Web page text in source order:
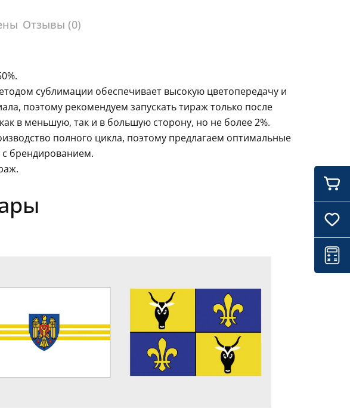
Отзывы (0)
сублимации обеспечивает высокую цветопередачу и
поэтому рекомендуем запускать тираж только после
в меньшую, так и в большую сторону, но не более 2%.
полного цикла, поэтому предлагаем оптимальные
брендированием.